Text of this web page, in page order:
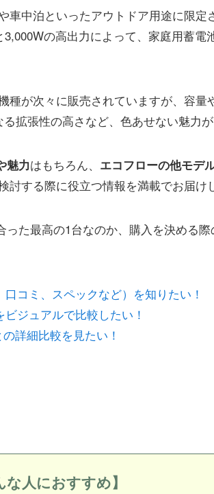
中泊といったアウトドア用途に限定
の高出力によって、家庭用蓄電
種が次々に販売されていますが、容量
拡張性の高さなど、色あせない魅力が
魅力はもちろん、 エコフローの他モデ
討する際に役立つ情報を満載でお届け
った最高の1台なのか、購入を決める
コミ、スペックなど）を知りたい！
ジュアルで比較したい！
詳細比較を見たい！
人におすすめ】